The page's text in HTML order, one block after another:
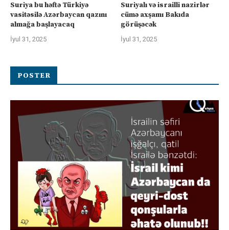
Suriya bu həftə Türkiyə
vasitəsilə Azərbaycan qazını
almağa başlayacaq
İyul 31, 2025
Suriyalı və israilli nazirlər
cümə axşamı Bakıda
görüşəcək
İyul 31, 2025
POSTER